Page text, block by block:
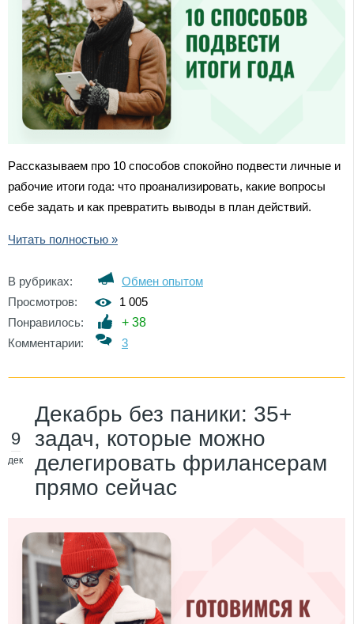
Рассказываем про 10 способов спокойно подвести личные и
рабочие итоги года: что проанализировать, какие вопросы
себе задать и как превратить выводы в план действий.
Читать полностью »
В рубриках:
Обмен опытом
Просмотров:
1 005
Понравилось:
+ 38
Комментарии:
3
9
дек
Декабрь без паники: 35+
задач, которые можно
делегировать фрилансерам
прямо сейчас